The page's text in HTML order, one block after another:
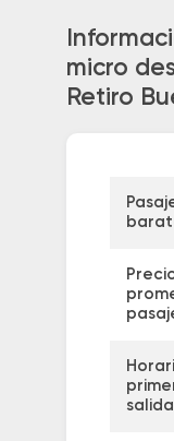
micro
Retiro
salida